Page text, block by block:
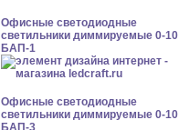
Офисные светодиодные
светильники диммируемые 0-10
БАП-1
Офисные светодиодные
светильники диммируемые 0-10
БАП-3